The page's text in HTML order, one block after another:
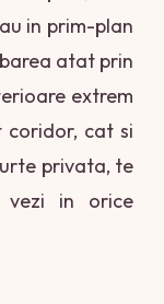
in prim-plan
atat prin
extrem
coridor, cat si
privata, te
in orice